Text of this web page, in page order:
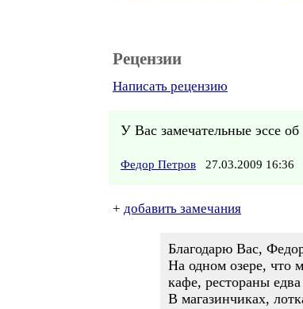
Рецензии
Написать рецензию
У Вас замечательные эссе
Федор Петров 27.03.2009 16:36
+ добавить замечания
Благодарю Вас,
На одном озере, что
кафе, рестораны
В магазинчиках,